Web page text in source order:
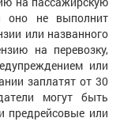
оно не выполнит
или названного
на перевозку,
или
заплатят от 30
могут быть
предрейсовые или